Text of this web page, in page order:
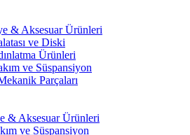
& Aksesuar Ürünleri
ve Diski
Ürünleri
ve Süspansiyon
Parçaları
& Aksesuar Ürünleri
ve Süspansiyon